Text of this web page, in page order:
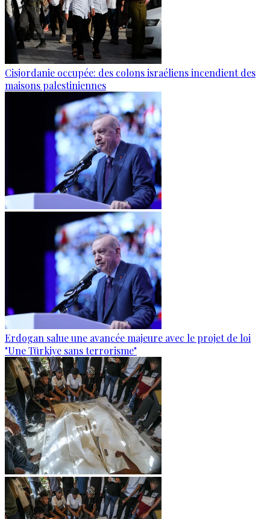
Cisjordanie occupée: des colons israéliens incendient des
maisons palestiniennes
Erdogan salue une avancée majeure avec le projet de loi
"Une Türkiye sans terrorisme"